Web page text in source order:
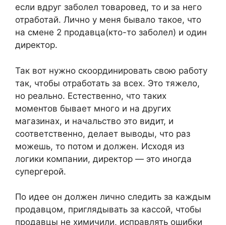
если вдруг заболел товаровед, то и за него
отработай. Лично у меня бывало такое, что
на смене 2 продавца(кто-то заболел) и один
директор.
Так вот нужно скоординировать свою работу
так, чтобы отработать за всех. Это тяжело,
но реально. Естественно, что таких
моментов бывает много и на других
магазинах, и начальство это видит, и
соответственно, делает выводы, что раз
можешь, то потом и должен. Исходя из
логики компании, директор — это иногда
супергерой.
По идее он должен лично следить за каждым
продавцом, приглядывать за кассой, чтобы
продавцы не химичили, исправлять ошибки